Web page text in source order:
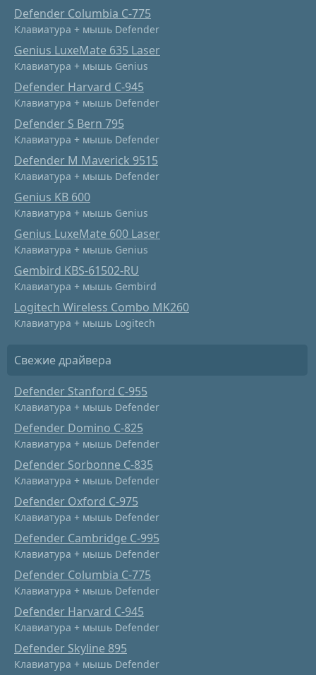
Defender Columbia C-775
Клавиатура + мышь Defender
Genius LuxeMate 635 Laser
Клавиатура + мышь Genius
Defender Harvard C-945
Клавиатура + мышь Defender
Defender S Bern 795
Клавиатура + мышь Defender
Defender M Maverick 9515
Клавиатура + мышь Defender
Genius KB 600
Клавиатура + мышь Genius
Genius LuxeMate 600 Laser
Клавиатура + мышь Genius
Gembird KBS-61502-RU
Клавиатура + мышь Gembird
Logitech Wireless Combo MK260
Клавиатура + мышь Logitech
Свежие драйвера
Defender Stanford C-955
Клавиатура + мышь Defender
Defender Domino C-825
Клавиатура + мышь Defender
Defender Sorbonne C-835
Клавиатура + мышь Defender
Defender Oxford C-975
Клавиатура + мышь Defender
Defender Cambridge C-995
Клавиатура + мышь Defender
Defender Columbia C-775
Клавиатура + мышь Defender
Defender Harvard C-945
Клавиатура + мышь Defender
Defender Skyline 895
Клавиатура + мышь Defender